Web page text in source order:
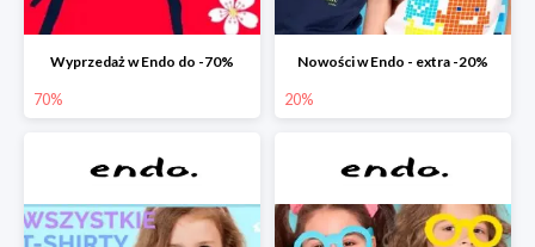
Wyprzedaż w Endo do -70%
70%
Nowości w Endo - extra -20%
20%